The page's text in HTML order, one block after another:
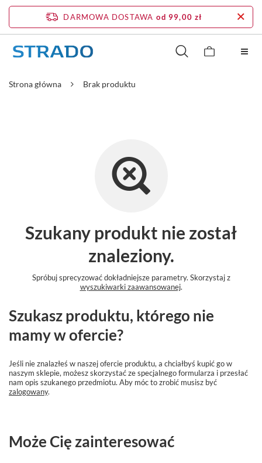
DARMOWA DOSTAWA od 99,00 zł
Strona główna Brak produktu
Szukany produkt nie został
znaleziony.
Spróbuj sprecyzować dokładniejsze parametry. Skorzystaj z
wyszukiwarki zaawansowanej.
Szukasz produktu, którego nie
mamy w ofercie?
Jeśli nie znalazłeś w naszej ofercie produktu, a chciałbyś kupić go w
naszym sklepie, możesz skorzystać ze specjalnego formularza i przesłać
nam opis szukanego przedmiotu. Aby móc to zrobić musisz być
zalogowany.
Może Cię zainteresować